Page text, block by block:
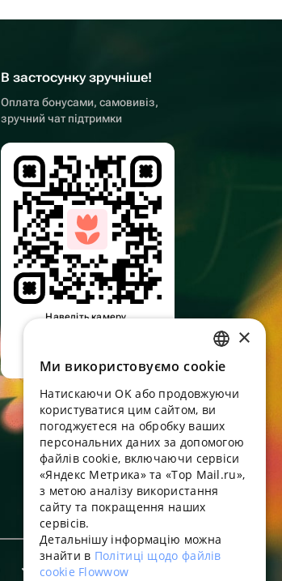
В застосунку зручніше!
Оплата бонусами, самовивіз,
зручний чат підтримки
Наведіть камеру,
Українська
RUSSIAN
ENGLISH
UKRAINIAN
PORTUGUESE
SPANISH
HUNGARIAN
FRENCH
×
Ми використовуємо cookie
Натискаючи OK або продовжуючи
користуватися цим сайтом, ви
погоджуєтеся на обробку ваших
персональних даних за допомогою
файлів cookie, включаючи сервіси
«Яндекс Метрика» та «Top Mail.ru»,
з метою аналізу використання
сайту та покращення наших
сервісів.
Детальнішу інформацію можна
знайти в Політиці щодо файлів
cookie Flowwow